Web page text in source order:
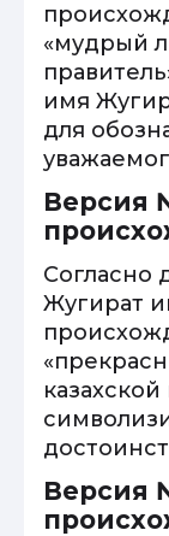
«мудрый
имя
для
Версия
Согласно
Жугират
Версия